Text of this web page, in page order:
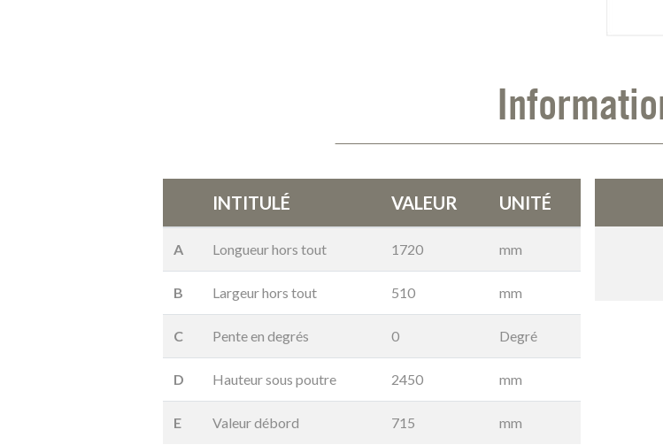
INTITULÉ VALEUR UNITÉ
A Longueur hors tout 1720 mm
B Largeur hors tout 510 mm
C Pente en degrés 0 Degré
D Hauteur sous poutre 2450 mm
E Valeur débord 715 mm